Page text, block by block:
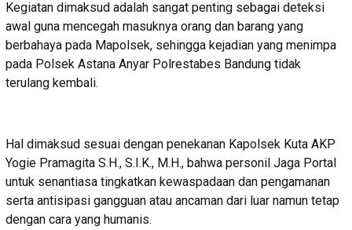
Kegiatan dimaksud adalah sangat penting sebagai deteksi
awal guna mencegah masuknya orang dan barang yang
berbahaya pada Mapolsek, sehingga kejadian yang menimpa
pada Polsek Astana Anyar Polrestabes Bandung tidak
terulang kembali.
Hal dimaksud sesuai dengan penekanan Kapolsek Kuta AKP
Yogie Pramagita S.H., S.I.K., M.H., bahwa personil Jaga Portal
untuk senantiasa tingkatkan kewaspadaan dan pengamanan
serta antisipasi gangguan atau ancaman dari luar namun tetap
dengan cara yang humanis.